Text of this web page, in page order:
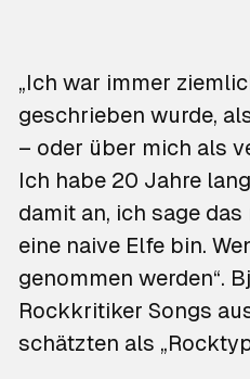
„Ich war immer
geschrieben wurde,
– oder über mich als
Ich habe 20 Jahre
damit an, ich sage
eine naive Elfe bin.
genommen werden“.
Rockkritiker Songs
schätzten als